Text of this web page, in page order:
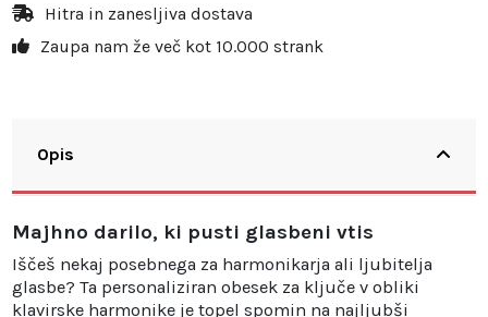
20
25%
30
30%
Hitra in zanesljiva dostava
Zaupa nam že več kot 10.000 strank
Opis
Majhno darilo, ki pusti glasbeni vtis
Iščeš nekaj posebnega za harmonikarja ali ljubitelja
glasbe? Ta personaliziran obesek za ključe v obliki
klavirske harmonike je topel spomin na najljubši